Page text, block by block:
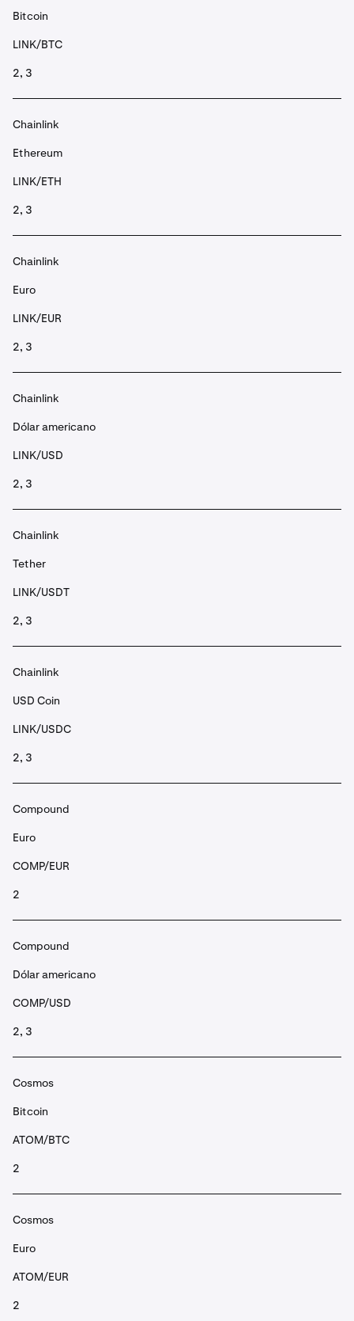
Bitcoin
LINK/BTC
2, 3
Chainlink
Ethereum
LINK/ETH
2, 3
Chainlink
Euro
LINK/EUR
2, 3
Chainlink
Dólar americano
LINK/USD
2, 3
Chainlink
Tether
LINK/USDT
2, 3
Chainlink
USD Coin
LINK/USDC
2, 3
Compound
Euro
COMP/EUR
2
Compound
Dólar americano
COMP/USD
2, 3
Cosmos
Bitcoin
ATOM/BTC
2
Cosmos
Euro
ATOM/EUR
2